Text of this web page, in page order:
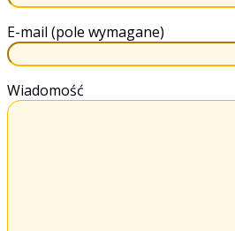
E-mail (pole wymagane)
Wiadomość